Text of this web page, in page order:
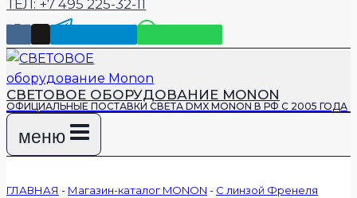
ТЕЛ: +7 495 225-32-11
СВЕТОВОЕ ОБОРУДОВАНИЕ MONON
ОФИЦИАЛЬНЫЕ ПОСТАВКИ СВЕТА DMX MONON В РФ С 2005 ГОДА
меню
ГЛАВНАЯ - Магазин-каталог MONON - С линзой Френеля